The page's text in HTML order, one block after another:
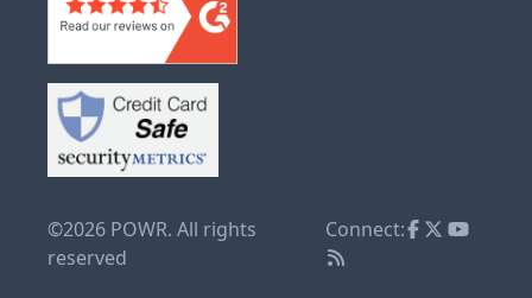
©2026 POWR. All rights
reserved
Connect: